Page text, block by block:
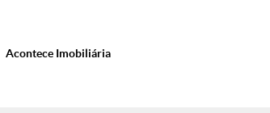
Acontece Imobiliária